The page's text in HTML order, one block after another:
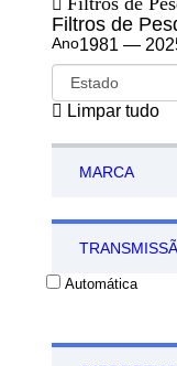
Filtros de
Ano1981 —
Limpar tudo
MARCA
Automática